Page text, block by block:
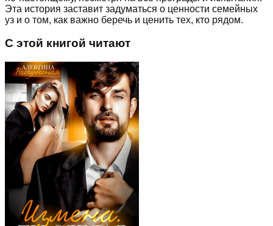
Эта история заставит задуматься о ценности семейных
уз и о том, как важно беречь и ценить тех, кто рядом.
С этой книгой читают